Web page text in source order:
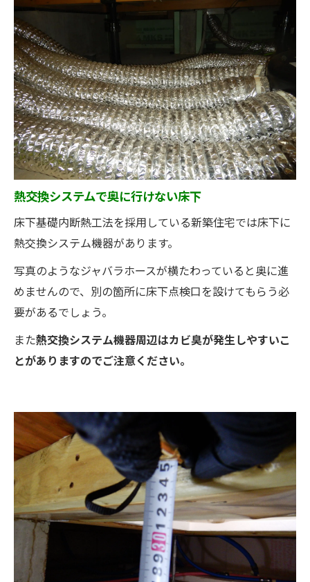
熱交換システムで奥に行けない床下
床下基礎内断熱工法を採用している新築住宅では床下に
熱交換システム機器があります。
写真のようなジャバラホースが横たわっていると奥に進
めませんので、別の箇所に床下点検口を設けてもらう必
要があるでしょう。
また熱交換システム機器周辺はカビ臭が発生しやすいこ
とがありますのでご注意ください。